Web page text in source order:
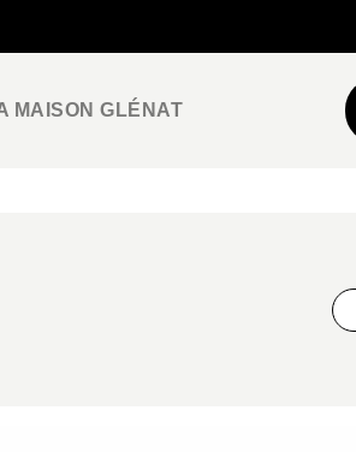
MAISON GLÉNAT